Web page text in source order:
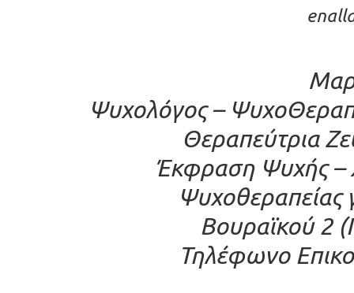
Ψυχολόγος –
Θεραπεύτρια
Έκφραση Ψυχής –
Ψυχοθεραπείας
Βουραϊκού 2
Τηλέφωνο